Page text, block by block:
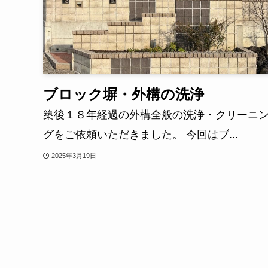
ブロック塀・外構の洗浄
築後１８年経過の外構全般の洗浄・クリーニ
グをご依頼いただきました。 今回はブ...
2025年3月19日